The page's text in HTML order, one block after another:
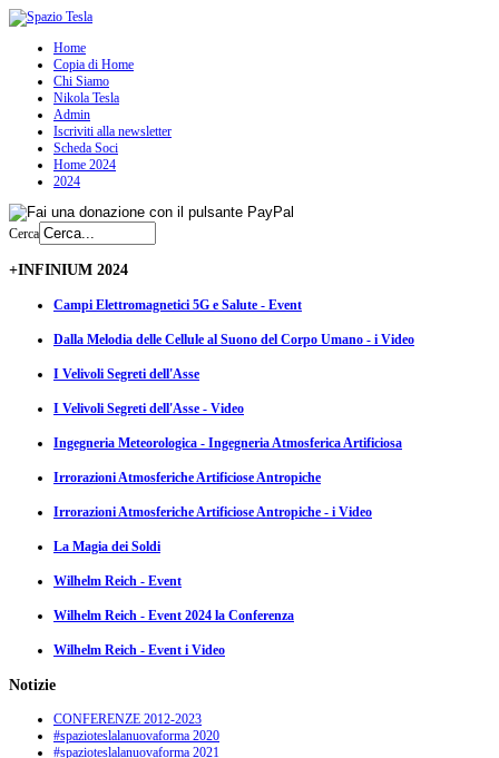
Home
Copia di Home
Chi Siamo
Nikola Tesla
Admin
Iscriviti alla newsletter
Scheda Soci
Home 2024
2024
Cerca
+INFINIUM 2024
Campi Elettromagnetici 5G e Salute - Event
Dalla Melodia delle Cellule al Suono del Corpo Umano - i Video
I Velivoli Segreti dell'Asse
I Velivoli Segreti dell'Asse - Video
Ingegneria Meteorologica - Ingegneria Atmosferica Artificiosa
Irrorazioni Atmosferiche Artificiose Antropiche
Irrorazioni Atmosferiche Artificiose Antropiche - i Video
La Magia dei Soldi
Wilhelm Reich - Event
Wilhelm Reich - Event 2024 la Conferenza
Wilhelm Reich - Event i Video
Notizie
CONFERENZE 2012-2023
#spazioteslalanuovaforma 2020
#spazioteslalanuovaforma 2021